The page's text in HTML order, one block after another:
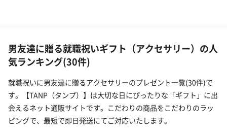
男友達に贈る就職祝いギフト（アクセサリー）の人
気ランキング(30件)
就職祝いに男友達に贈るアクセサリーのプレゼント一覧(30件)で
す。【TANP（タンプ）】は大切な日にぴったりな「ギフト」に出
会えるネット通販サイトです。こだわりの商品をこだわりのラッ
ピングで、最短で即日発送にてご対応いたします。